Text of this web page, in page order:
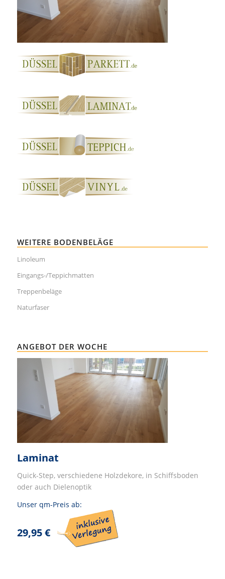
WEITERE BODENBELÄGE
Linoleum
Eingangs-/Teppichmatten
Treppenbeläge
Naturfaser
ANGEBOT DER WOCHE
Laminat
Quick-Step, verschiedene Holzdekore, in Schiffsboden
oder auch Dielenoptik
Unser qm-Preis ab:
29,95 €